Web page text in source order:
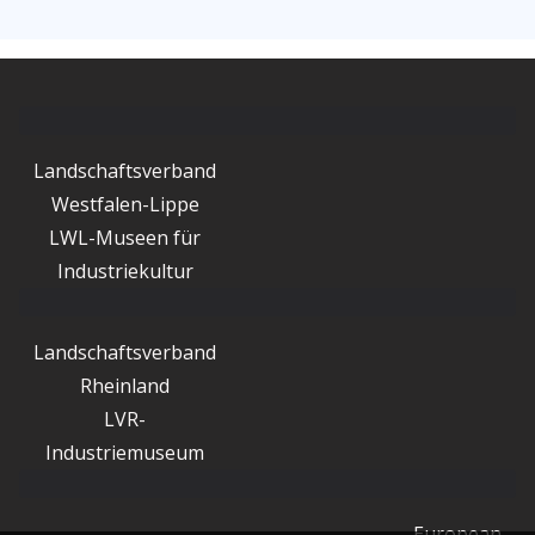
Landschaftsverband
Westfalen-Lippe
LWL-Museen für
Industriekultur
Landschaftsverband
Rheinland
LVR-
Industriemuseum